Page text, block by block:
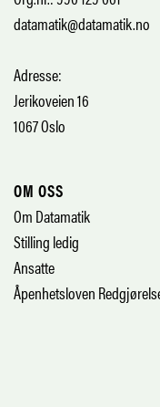
datamatik@datamatik.no
Adresse:
Jerikoveien 16
1067 Oslo
OM OSS
Om Datamatik
Stilling ledig
Ansatte
Åpenhetsloven